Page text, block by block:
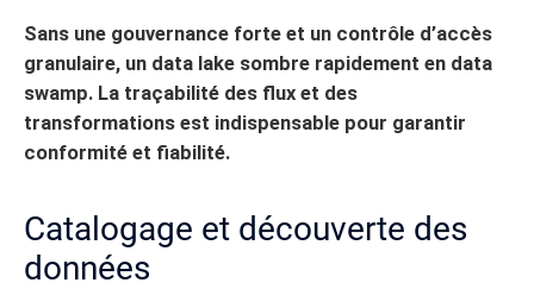
Sans une gouvernance forte et un contrôle d’accès
granulaire, un data lake sombre rapidement en data
swamp. La traçabilité des flux et des
transformations est indispensable pour garantir
conformité et fiabilité.
Catalogage et découverte des
données